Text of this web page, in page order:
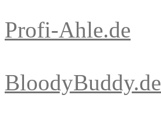
Profi-Ahle.de
BloodyBuddy.de